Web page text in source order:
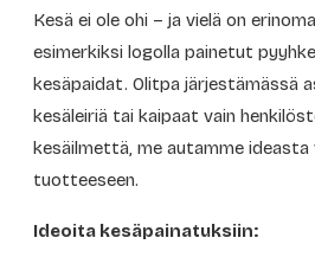
Kesä ei ole ohi – ja vielä on
esimerkiksi logolla painetut
kesäpaidat. Olitpa järjestämässä
kesäleiriä tai kaipaat vain
kesäilmettä, me autamme ideasta
tuotteeseen.
Ideoita kesäpainatuksiin: